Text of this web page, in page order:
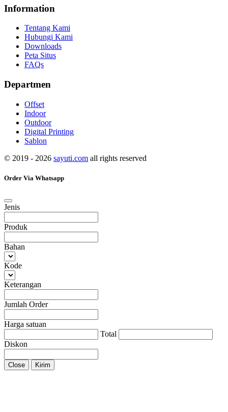
Information
Tentang Kami
Hubungi Kami
Downloads
Peta Situs
FAQs
Departmen
Offset
Indoor
Outdoor
Digital Printing
Sablon
© 2019 - 2026 sayuti.com all rights reserved
Order Via Whatsapp
Jenis
Produk
Bahan
Kode
Keterangan
Jumlah Order
Harga satuan
Total
Diskon
Close Kirim